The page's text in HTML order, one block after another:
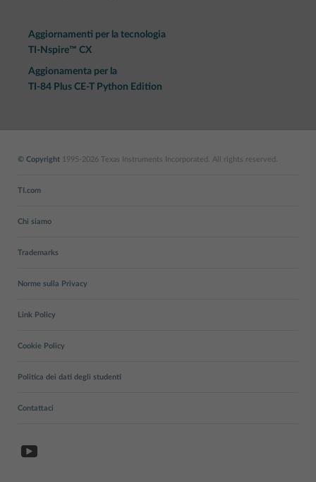
Aggiornamenti per la tecnologia
TI-Nspire™ CX
Aggionamenta per la
TI-84 Plus CE-T Python Edition
© Copyright 1995-2026 Texas Instruments Incorporated. All rights reserved.
TI.com
Chi siamo
Trademarks
Norme sulla Privacy
Link Policy
Cookie Policy
Politica dei dati degli studenti
Contattaci